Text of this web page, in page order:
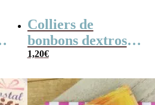
Colliers de
bonbons dextrose
x2
1,20€